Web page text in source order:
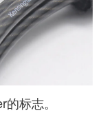
标志。